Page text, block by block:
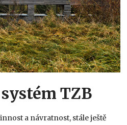
TZB
a návratnost, stále ještě